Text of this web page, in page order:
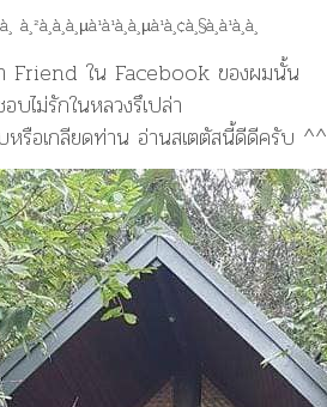
อย
า Friend ใน Facebook ของผมนั้น
บไม่รักในหลวงรึเปล่า
หรือเกลียดท่าน อ่านสเตตัสนี้ดีดีครับ ^^